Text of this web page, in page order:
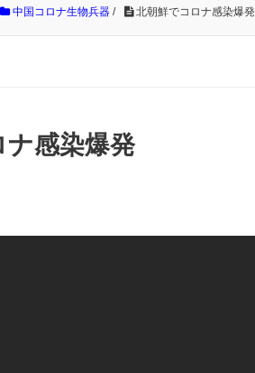
中国コロナ生物兵器 / 北朝鮮でコロナ感染爆発
感染爆発